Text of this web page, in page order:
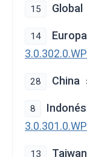
15 Global
14 Europa
28 China
8
13 Taiwan